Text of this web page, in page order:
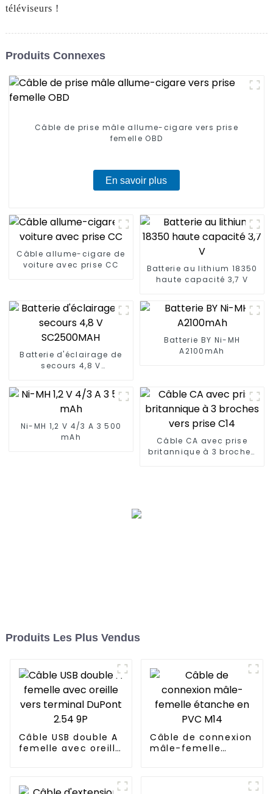
téléviseurs !
Produits Connexes
Câble de prise mâle allume-cigare vers prise
femelle OBD
En savoir plus
Câble allume-cigare de
voiture avec prise CC
Batterie au lithium 18350
haute capacité 3,7 V
Batterie d'éclairage de
secours 4,8 V
Batterie BY Ni-MH
A2100mAh
Ni-MH 1,2 V 4/3 A 3 500
mAh
Câble CA avec prise
britannique à 3 broches
Produits Les Plus Vendus
Câble USB double A
femelle avec oreille
Câble de connexion
mâle-femelle